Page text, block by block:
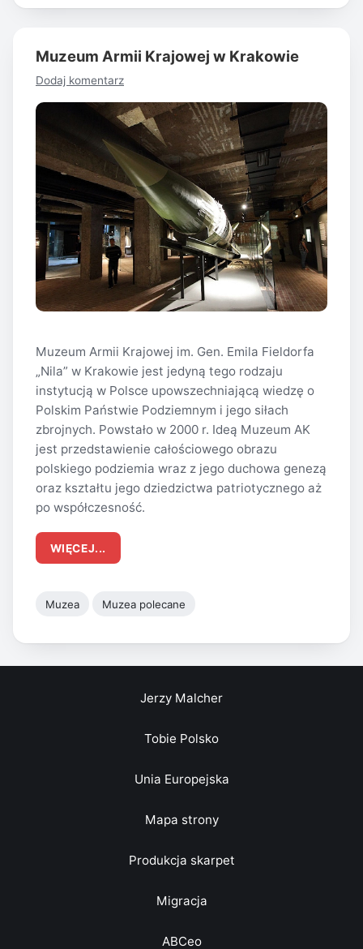
Muzeum Armii Krajowej w Krakowie
Dodaj komentarz
Muzeum Armii Krajowej im. Gen. Emila Fieldorfa
„Nila” w Krakowie jest jedyną tego rodzaju
instytucją w Polsce upowszechniającą wiedzę o
Polskim Państwie Podziemnym i jego siłach
zbrojnych. Powstało w 2000 r. Ideą Muzeum AK
jest przedstawienie całościowego obrazu
polskiego podziemia wraz z jego duchowa genezą
oraz kształtu jego dziedzictwa patriotycznego aż
po współczesność.
WIĘCEJ...
Muzea Muzea polecane
Jerzy Malcher
Tobie Polsko
Unia Europejska
Mapa strony
Produkcja skarpet
Migracja
ABCeo